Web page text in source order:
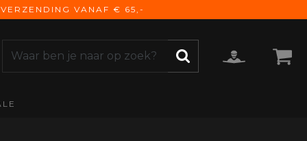
VANAF € 65,-